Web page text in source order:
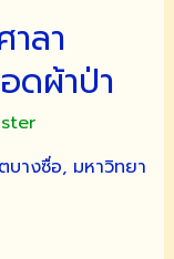
ลา
ดผ้าป่า
างซื่อ, มหาวิทยา